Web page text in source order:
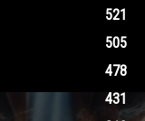
521
505
478
431